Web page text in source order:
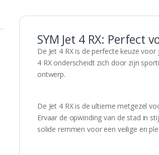
SYM Jet 4 RX: Perfect
De Jet 4 RX is de perfecte keuze
4 RX onderscheidt zich door zijn
ontwerp.
De Jet 4 RX is de ultieme metgezel
Ervaar de opwinding van de stad in
solide remmen voor een veilige en